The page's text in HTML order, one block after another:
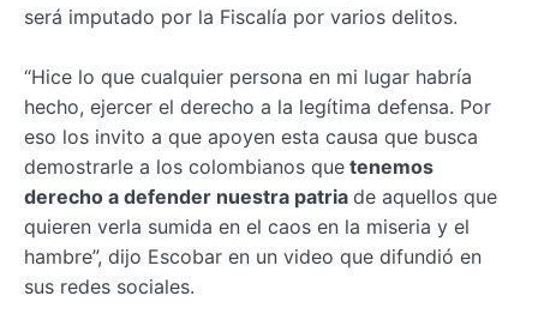
será imputado por la Fiscalía por varios delitos.
“Hice lo que cualquier persona en mi lugar habría
hecho, ejercer el derecho a la legítima defensa. Por
eso los invito a que apoyen esta causa que busca
demostrarle a los colombianos que tenemos
derecho a defender nuestra patria de aquellos que
quieren verla sumida en el caos en la miseria y el
hambre”, dijo Escobar en un video que difundió en
sus redes sociales.